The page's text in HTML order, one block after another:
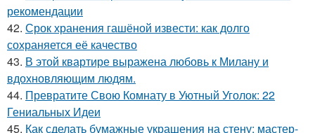
рекомендации
42. Срок хранения гашёной извести: как долго
сохраняется её качество
43. В этой квартире выражена любовь к Милану и
вдохновляющим людям.
44. Превратите Свою Комнату в Уютный Уголок: 22
Гениальных Идеи
45. Как сделать бумажные украшения на стену: мастер-